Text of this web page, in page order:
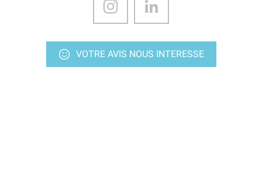
VOTRE AVIS NOUS INTERESSE